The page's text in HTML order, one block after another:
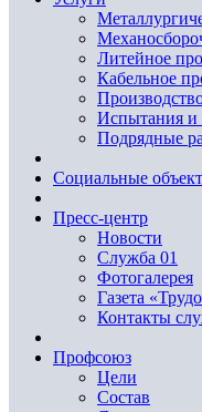
Литейное
Кабельное
Испытания и
Подрядные
Социальные
Пресс-центр
Новости
Служба 01
Фотогалерея
Газета
Контакты
Профсоюз
Цели
Состав